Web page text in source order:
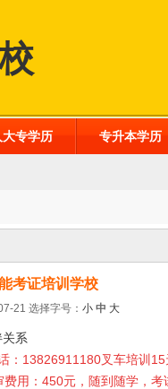
大专学历 专升本学历
考证培训学校
21 选择字号： 小 中 大
系
话：13826911180叉车培训
用：450元，随到随学，